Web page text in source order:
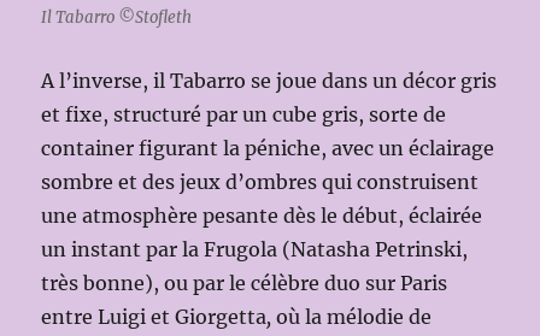
Il Tabarro ©Stofleth
A l’inverse, il Tabarro se joue dans un décor gris
et fixe, structuré par un cube gris, sorte de
container figurant la péniche, avec un éclairage
sombre et des jeux d’ombres qui construisent
une atmosphère pesante dès le début, éclairée
un instant par la Frugola (Natasha Petrinski,
très bonne), ou par le célèbre duo sur Paris
entre Luigi et Giorgetta,où la mélodie de